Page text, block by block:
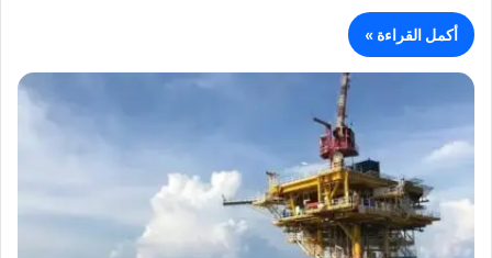
أكمل القراءة »